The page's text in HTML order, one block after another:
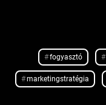
fogyasztó
marketingstratégia